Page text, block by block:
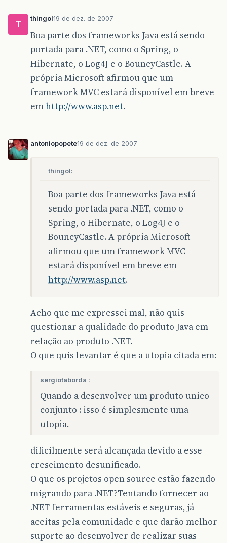
T
thingol19 de dez. de 2007
Boa parte dos frameworks Java está sendo
portada para .NET, como o Spring, o
Hibernate, o Log4J e o BouncyCastle. A
própria Microsoft afirmou que um
framework MVC estará disponível em breve
emhttp://www.asp.net.
antoniopopete19 de dez. de 2007
thingol:
Boa parte dos frameworks Java está
sendo portada para .NET, como o
Spring, o Hibernate, o Log4J e o
BouncyCastle. A própria Microsoft
afirmou que um framework MVC
estará disponível em breve em
http://www.asp.net.
Acho que me expressei mal, não quis
questionar a qualidade do produto Java em
relação ao produto .NET.
O que quis levantar é que a utopia citada em:
sergiotaborda :
Quando a desenvolver um produto unico
conjunto : isso é simplesmente uma
utopia.
dificilmente será alcançada devido a esse
crescimento desunificado.
O que os projetos open source estão fazendo
migrando para .NET?Tentando fornecer ao
.NET ferramentas estáveis e seguras, já
aceitas pela comunidade e que darão melhor
suporte ao desenvolver de realizar suas